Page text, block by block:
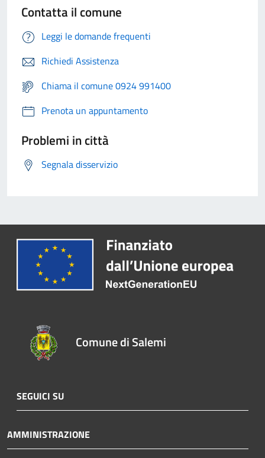
Contatta il comune
Leggi le domande frequenti
Richiedi Assistenza
Chiama il comune 0924 991400
Prenota un appuntamento
Problemi in città
Segnala disservizio
Comune di Salemi
SEGUICI SU
AMMINISTRAZIONE